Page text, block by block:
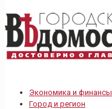
Экономика и финансы
Город и регион